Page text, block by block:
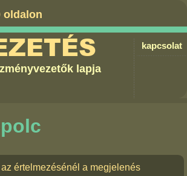
oldalon
kapcsolat
lapja
értelmezésénél a megjelenés